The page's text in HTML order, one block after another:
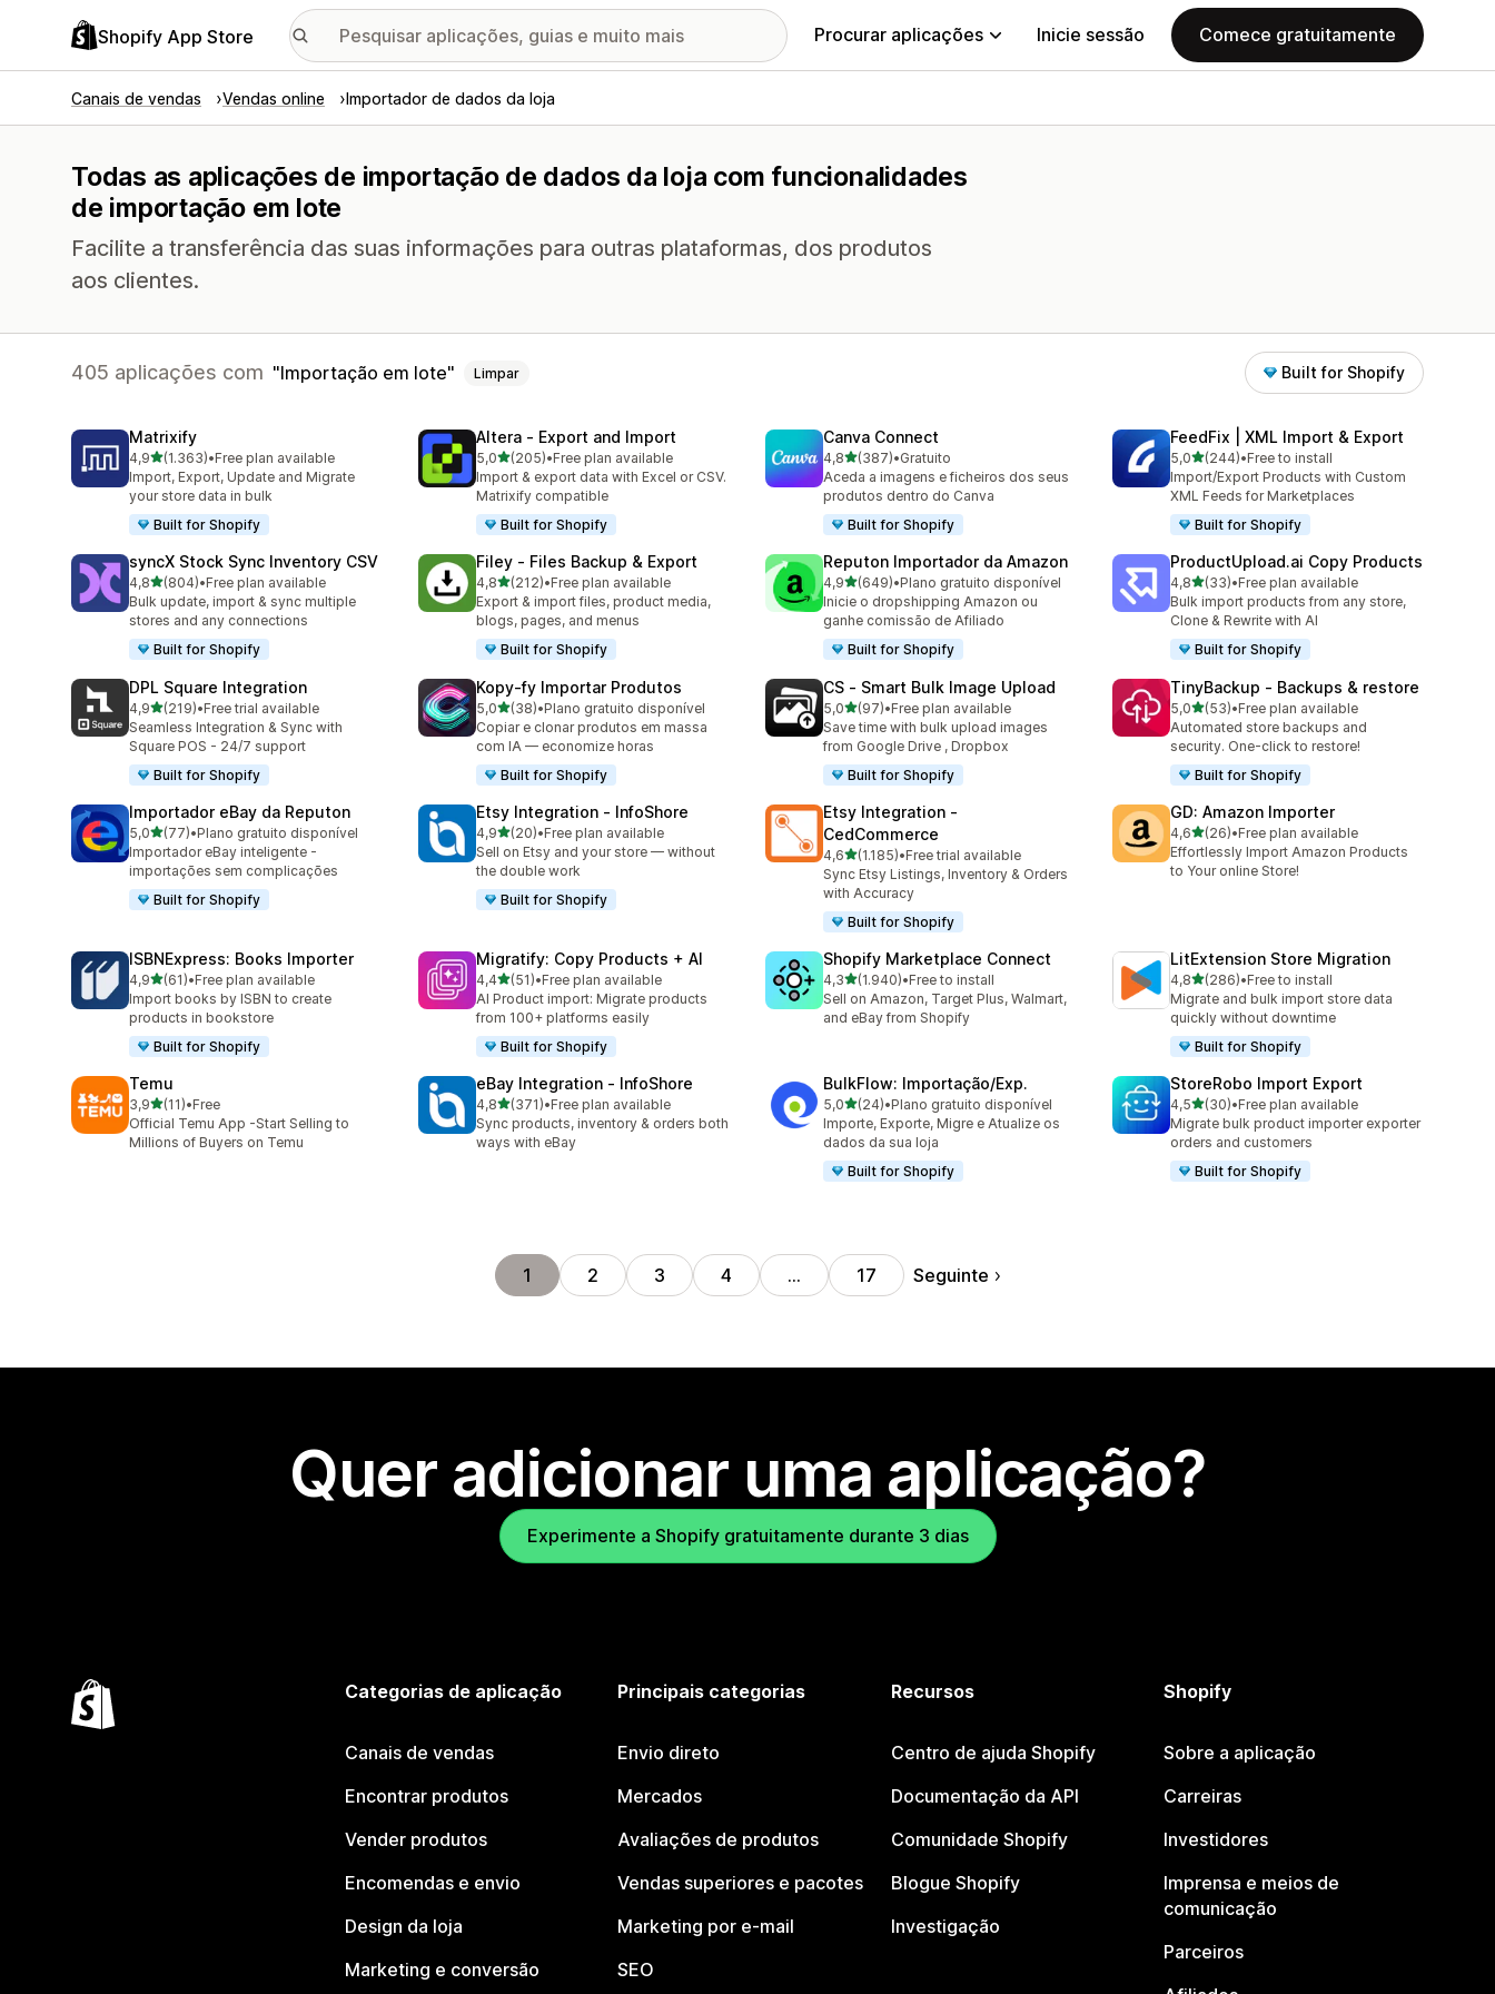
Shopify App Store Procurar aplicações Inicie sessão Comece gratuitamente
Canais de vendas Vendas online Importador de dados da loja
Todas as aplicações de importação de dados da loja com funcionalidades
de importação em lote
Facilite a transferência das suas informações para outras plataformas, dos produtos
aos clientes.
405 aplicações com Importação em lote Limpar Built for Shopify
Matrixify
4,9de 5 estrelas
(1.363)
1363 total de avaliações
•Free plan available
Import, Export, Update and Migrate
your store data in bulk
Built for Shopify
Altera ‑ Export and Import
5,0de 5 estrelas
(205)
205 total de avaliações
•Free plan available
Import & export data with Excel or CSV.
Matrixify compatible
Built for Shopify
Canva Connect
4,8de 5 estrelas
(387)
387 total de avaliações
•Gratuito
Aceda a imagens e ficheiros dos seus
produtos dentro do Canva
Built for Shopify
FeedFix | XML Import & Export
5,0de 5 estrelas
(244)
244 total de avaliações
•Free to install
Import/Export Products with Custom
XML Feeds for Marketplaces
Built for Shopify
syncX Stock Sync Inventory CSV
4,8de 5 estrelas
(804)
804 total de avaliações
•Free plan available
Bulk update, import & sync multiple
stores and any connections
Built for Shopify
Filey ‑ Files Backup & Export
4,8de 5 estrelas
(212)
212 total de avaliações
•Free plan available
Export & import files, product media,
blogs, pages, and menus
Built for Shopify
Reputon Importador da Amazon
4,9de 5 estrelas
(649)
649 total de avaliações
•Plano gratuito disponível
Inicie o dropshipping Amazon ou
ganhe comissão de Afiliado
Built for Shopify
ProductUpload.ai Copy Products
4,8de 5 estrelas
(33)
33 total de avaliações
•Free plan available
Bulk import products from any store,
Clone & Rewrite with AI
Built for Shopify
DPL Square Integration
4,9de 5 estrelas
(219)
219 total de avaliações
•Free trial available
Seamless Integration & Sync with
Square POS - 24/7 support
Built for Shopify
Kopy‑fy Importar Produtos
5,0de 5 estrelas
(38)
38 total de avaliações
•Plano gratuito disponível
Copiar e clonar produtos em massa
com IA — economize horas
Built for Shopify
CS ‑ Smart Bulk Image Upload
5,0de 5 estrelas
(97)
97 total de avaliações
•Free plan available
Save time with bulk upload images
from Google Drive , Dropbox
Built for Shopify
TinyBackup ‑ Backups & restore
5,0de 5 estrelas
(53)
53 total de avaliações
•Free plan available
Automated store backups and
security. One-click to restore!
Built for Shopify
Importador eBay da Reputon
5,0de 5 estrelas
(77)
77 total de avaliações
•Plano gratuito disponível
Importador eBay inteligente -
importações sem complicações
Built for Shopify
Etsy Integration ‑ InfoShore
4,9de 5 estrelas
(20)
20 total de avaliações
•Free plan available
Sell on Etsy and your store — without
the double work
Built for Shopify
Etsy Integration ‑
CedCommerce
4,6de 5 estrelas
(1.185)
1185 total de avaliações
•Free trial available
Sync Etsy Listings, Inventory & Orders
with Accuracy
Built for Shopify
GD: Amazon Importer
4,6de 5 estrelas
(26)
26 total de avaliações
•Free plan available
Effortlessly Import Amazon Products
to Your online Store!
ISBNExpress: Books Importer
4,9de 5 estrelas
(61)
61 total de avaliações
•Free plan available
Import books by ISBN to create
products in bookstore
Built for Shopify
Migratify: Copy Products + AI
4,4de 5 estrelas
(51)
51 total de avaliações
•Free plan available
AI Product import: Migrate products
from 100+ platforms easily
Built for Shopify
Shopify Marketplace Connect
4,3de 5 estrelas
(1.940)
1940 total de avaliações
•Free to install
Sell on Amazon, Target Plus, Walmart,
and eBay from Shopify
LitExtension Store Migration
4,8de 5 estrelas
(286)
286 total de avaliações
•Free to install
Migrate and bulk import store data
quickly without downtime
Built for Shopify
Temu
3,9de 5 estrelas
(11)
11 total de avaliações
•Free
Official Temu App -Start Selling to
Millions of Buyers on Temu
eBay Integration ‑ InfoShore
4,8de 5 estrelas
(371)
371 total de avaliações
•Free plan available
Sync products, inventory & orders both
ways with eBay
BulkFlow: Importação/Exp.
5,0de 5 estrelas
(24)
24 total de avaliações
•Plano gratuito disponível
Importe, Exporte, Migre e Atualize os
dados da sua loja
Built for Shopify
StoreRobo Import Export
4,5de 5 estrelas
(30)
30 total de avaliações
•Free plan available
Migrate bulk product importer exporter
orders and customers
Built for Shopify
1 2 3 4 … 17 Seguinte
Quer adicionar uma aplicação?
Experimente a Shopify gratuitamente durante 3 dias
Categorias de aplicação
Canais de vendas
Encontrar produtos
Vender produtos
Encomendas e envio
Design da loja
Marketing e conversão
Principais categorias
Envio direto
Mercados
Avaliações de produtos
Vendas superiores e pacotes
Marketing por e-mail
SEO
Recursos
Centro de ajuda Shopify
Documentação da API
Comunidade Shopify
Blogue Shopify
Investigação
Shopify
Sobre a aplicação
Carreiras
Investidores
Imprensa e meios de
comunicação
Parceiros